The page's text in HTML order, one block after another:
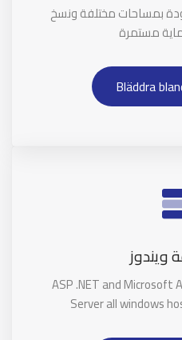
بمساحات مختلفة ونسخ
مستمرة
Bläddra
ويندوز
ASP .NET and Microsoft
Server all windows